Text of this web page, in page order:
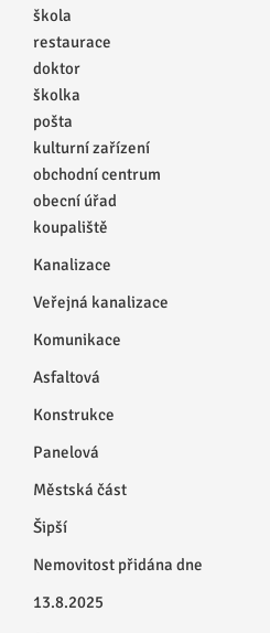
škola
restaurace
doktor
školka
pošta
kulturní zařízení
obchodní centrum
obecní úřad
koupaliště
Kanalizace
Veřejná kanalizace
Komunikace
Asfaltová
Konstrukce
Panelová
Městská část
Šipší
Nemovitost přidána dne
13.8.2025